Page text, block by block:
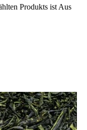
Produkts ist Aus